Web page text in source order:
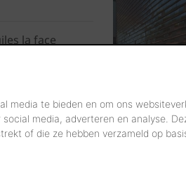
media te bieden en om ons
media, adverteren en analyse.
of die ze hebben verzameld op
la face
et 1 crochet